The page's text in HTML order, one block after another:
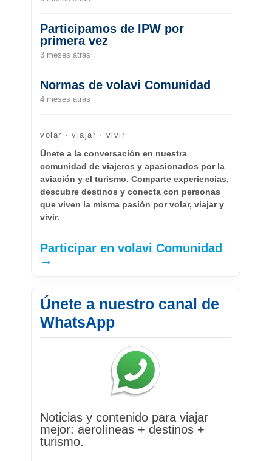
Participamos de IPW por
primera vez
3 meses atrás
Normas de volavi Comunidad
4 meses atrás
volar · viajar · vivir
Únete a la conversación en nuestra
comunidad de viajeros y apasionados por la
aviación y el turismo. Comparte experiencias,
descubre destinos y conecta con personas
que viven la misma pasión por volar, viajar y
vivir.
Participar en volavi Comunidad
→
Únete a nuestro canal de
WhatsApp
Noticias y contenido para viajar
mejor: aerolíneas + destinos +
turismo.